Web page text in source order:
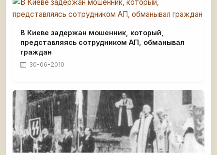
В Киеве задержан мошенник, который,
представляясь сотрудником АП, обманывал
граждан
30-06-2010